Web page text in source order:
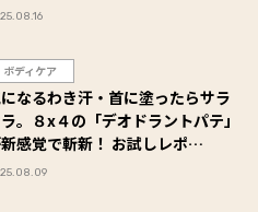
ボディケア
なるわき汗・首に塗ったらサラ
。８x４の「デオドラントパテ」
感覚で斬新！ お試しレポ
トーク